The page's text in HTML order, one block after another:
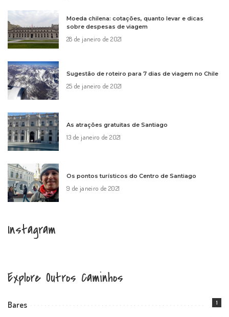
Moeda chilena: cotações, quanto levar e dicas
sobre despesas de viagem
28 de janeiro de 2021
Sugestão de roteiro para 7 dias de viagem no Chile
25 de janeiro de 2021
As atrações gratuitas de Santiago
13 de janeiro de 2021
Os pontos turísticos do Centro de Santiago
9 de janeiro de 2021
Instagram
Explore Outros Caminhos
Bares 1